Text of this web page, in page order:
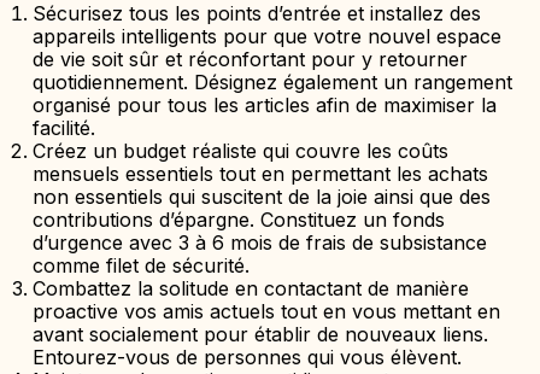
Sécurisez tous les points d’entrée et installez des
appareils intelligents pour que votre nouvel espace
de vie soit sûr et réconfortant pour y retourner
quotidiennement. Désignez également un rangement
organisé pour tous les articles afin de maximiser la
facilité.
Créez un budget réaliste qui couvre les coûts
mensuels essentiels tout en permettant les achats
non essentiels qui suscitent de la joie ainsi que des
contributions d’épargne. Constituez un fonds
d’urgence avec 3 à 6 mois de frais de subsistance
comme filet de sécurité.
Combattez la solitude en contactant de manière
proactive vos amis actuels tout en vous mettant en
avant socialement pour établir de nouveaux liens.
Entourez-vous de personnes qui vous élèvent.